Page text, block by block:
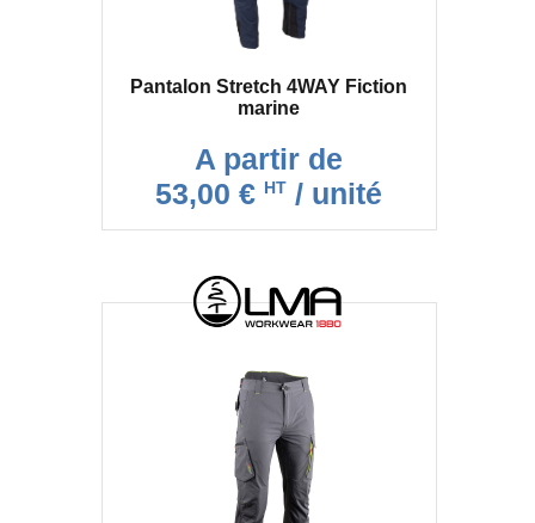
Pantalon Stretch 4WAY Fiction
marine
A partir de
53,00 € HT / unité